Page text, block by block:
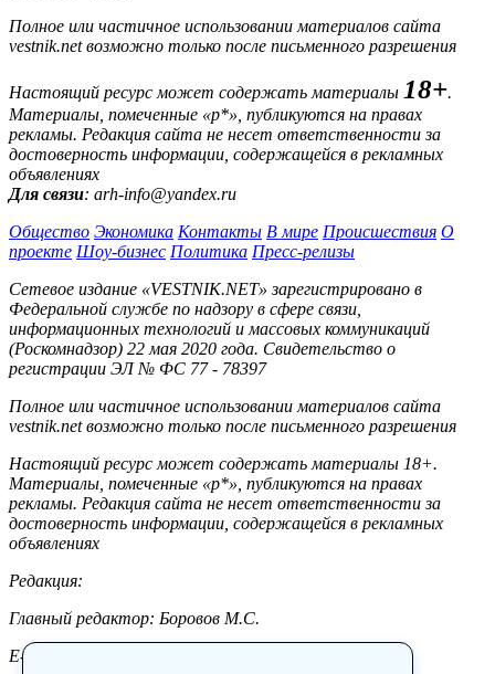
Полное или частичное использовании материалов сайта
vestnik.net возможно только после письменного разрешения
Настоящий ресурс может содержать материалы 18+.
Материалы, помеченные «р*», публикуются на правах
рекламы. Редакция сайта не несет ответственности за
достоверность информации, содержащейся в рекламных
объявлениях
Для связи: arh-info@yandex.ru
Общество Экономика Контакты В мире Происшествия О
проекте Шоу-бизнес Политика Пресс-релизы
Сетевое издание «VESTNIK.NET» зарегистрировано в
Федеральной службе по надзору в сфере связи,
информационных технологий и массовых коммуникаций
(Роскомнадзор) 22 мая 2020 года. Свидетельство о
регистрации ЭЛ № ФС 77 - 78397
Полное или частичное использовании материалов сайта
vestnik.net возможно только после письменного разрешения
Настоящий ресурс может содержать материалы 18+.
Материалы, помеченные «р*», публикуются на правах
рекламы. Редакция сайта не несет ответственности за
достоверность информации, содержащейся в рекламных
объявлениях
Редакция:
Главный редактор: Боровов М.С.
E-mail: site@vestnik.net, reb.msk@yandex.ru